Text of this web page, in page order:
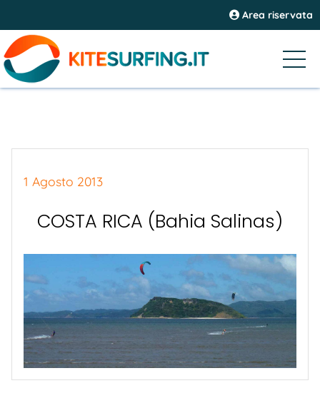
Area riservata
1 Agosto 2013
COSTA RICA (Bahia Salinas)